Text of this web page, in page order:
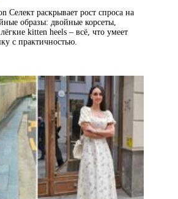
Селект раскрывает рост спроса на
образы: двойные корсеты,
kitten heels – всё, что умеет
с практичностью.